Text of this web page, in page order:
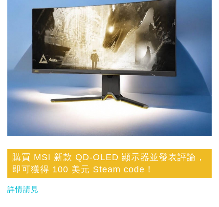
購買 MSI 新款 QD-OLED 顯示器並發表評論，
即可獲得 100 美元 Steam code！
詳情請見